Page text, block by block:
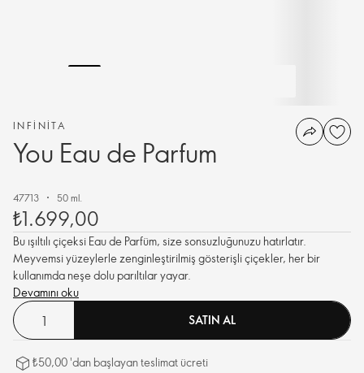
INFINITA
You Eau de Parfum
47713 50 ml.
₺1.699,00
Bu ışıltılı çiçeksi Eau de Parfüm, size sonsuzluğunuzu hatırlatır.
Meyvemsi yüzeylerle zenginleştirilmiş gösterişli çiçekler, her bir
kullanımda neşe dolu parıltılar yayar.
Devamını oku
SATIN AL
₺50,00 'dan başlayan teslimat ücreti